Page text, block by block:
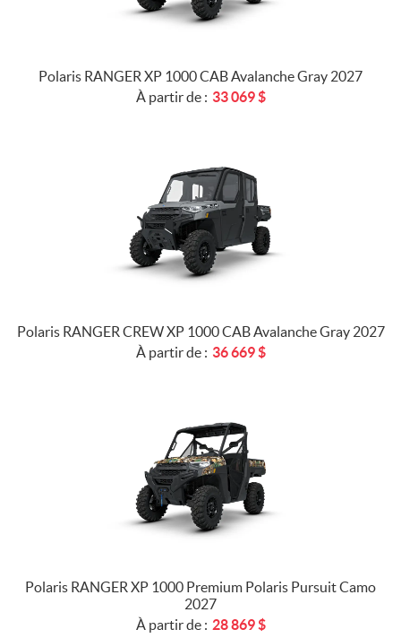
Polaris RANGER XP 1000 CAB Avalanche Gray 2027
À partir de : 33 069$
Polaris RANGER CREW XP 1000 CAB Avalanche Gray 2027
À partir de : 36 669$
Polaris RANGER XP 1000 Premium Polaris Pursuit Camo
2027
À partir de : 28 869$